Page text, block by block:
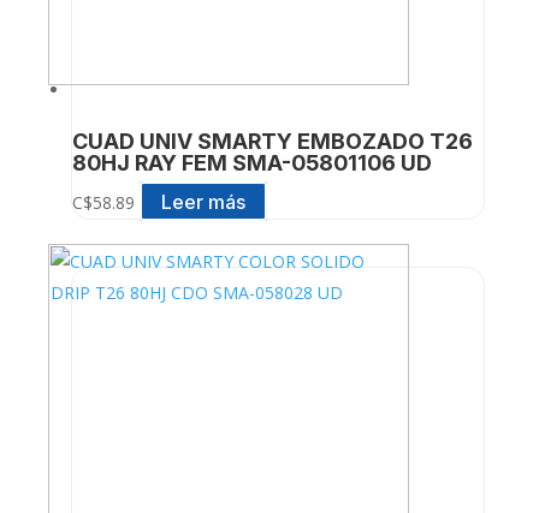
CUAD UNIV SMARTY EMBOZADO T26
80HJ RAY FEM SMA-05801106 UD
C$58.89 Leer más